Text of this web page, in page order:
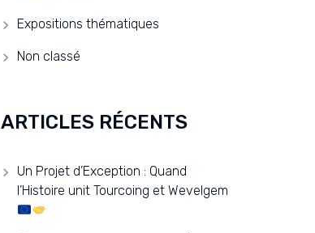
Expositions thématiques
Non classé
ARTICLES RÉCENTS
Un Projet d’Exception : Quand
l’Histoire unit Tourcoing et Wevelgem